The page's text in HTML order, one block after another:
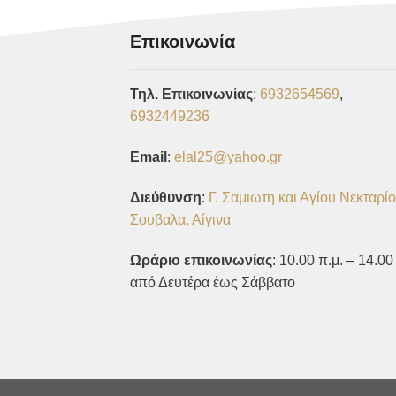
Επικοινωνία
Τηλ. Επικοινωνίας: 6932654569,
6932449236
Email : elal25@yahoo.gr
Διεύθυνση: Γ. Σαμιωτη και Αγίου
Σουβαλα, Αίγινα
Ωράριο επικοινωνίας: 10.00 π.μ. – 14.00
από Δευτέρα έως Σάββατο